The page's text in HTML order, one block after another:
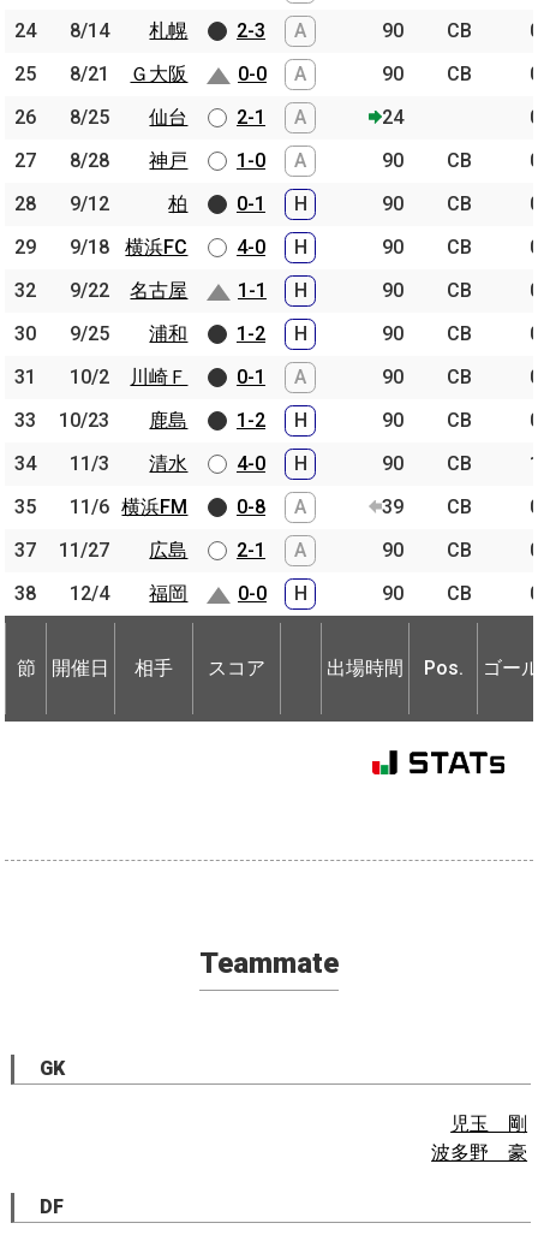
24 8/14 札幌 2-3 A 90 CB
25
8/21 Ｇ大阪 0-0 A 90 CB
26
8/25 仙台 2-1 A 24
27
8/28 神戸 1-0 A 90 CB
28
9/12 柏 0-1 H 90 CB
29
9/18 横浜FC 4-0 H 90 CB
32
9/22 名古屋 1-1 H 90 CB
30
9/25 浦和 1-2 H 90 CB
31
10/2 川崎Ｆ 0-1 A 90 CB
33
10/23 鹿島 1-2 H 90 CB
34
11/3 清水 4-0 H 90 CB
35
11/6 横浜FM 0-8 A 39 CB
37
11/27 広島 2-1 A 90 CB
38
12/4 福岡 0-0 H 90 CB
節 開催日 相手 スコア 出場時間 Pos. ゴー
24 8/14
札幌
25
8/21
Ｇ大阪
26
8/25
仙台
27
8/28
神戸
28
9/12
柏
29
9/18
横浜FC
32
9/22
名古屋
30
9/25
浦和
31
10/2
川崎Ｆ
33
10/23
鹿島
34
11/3
清水
35
11/6 横浜FM
37
11/27
広島
38
12/4 福岡
節 開催日 相手
Teammate
GK
児玉 剛
波多野 豪
DF